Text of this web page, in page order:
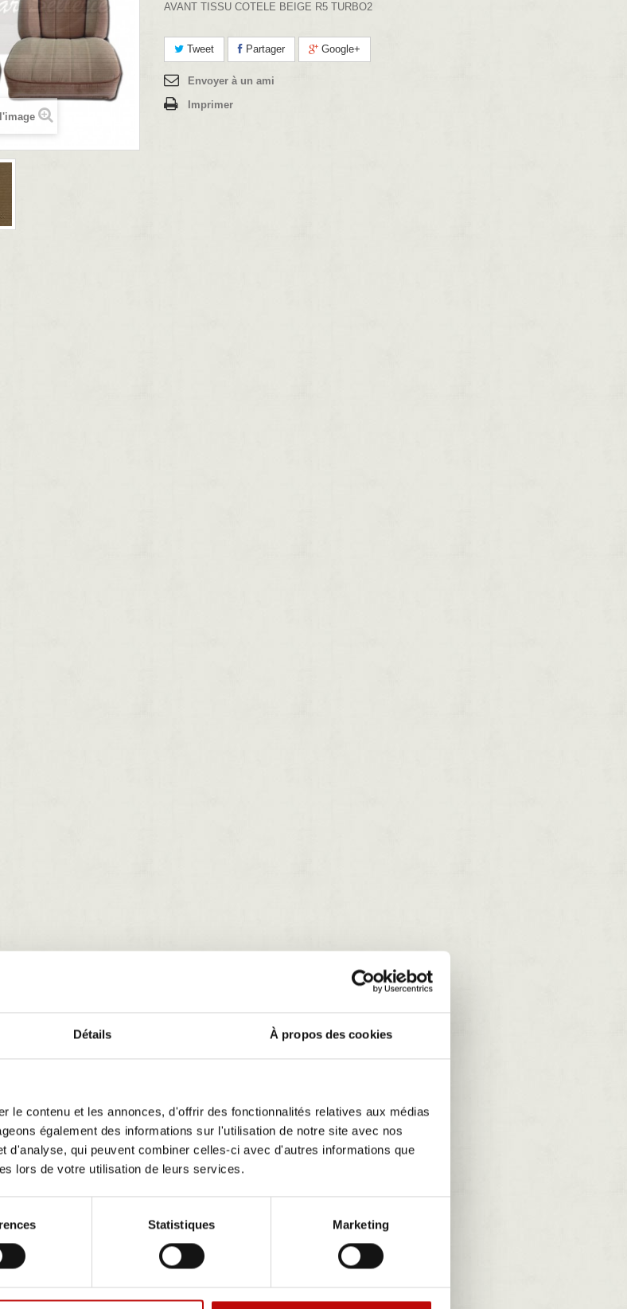
Détails À propos des cookies
le contenu et les annonces, d'offrir des fonctionnalités relatives aux médias
également des informations sur l'utilisation de notre site avec nos
d'analyse, qui peuvent combiner celles-ci avec d'autres informations que
lors de votre utilisation de leurs services.
Statistiques Marketing
AVANT TISSU COTELE BEIGE R5 TURBO2
Tweet Partager Google+
Envoyer à un ami
Imprimer